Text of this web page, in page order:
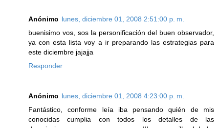
Anónimo lunes, diciembre 01, 2008 2:51:00 p. m.
buenisimo vos, sos la personificación del buen observador,
ya con esta lista voy a ir preparando las estrategias para
este diciembre jajajja
Responder
Anónimo lunes, diciembre 01, 2008 4:23:00 p. m.
Fantástico, conforme leía iba pensando quién de mis
conocidas cumplia con todos los detalles de las